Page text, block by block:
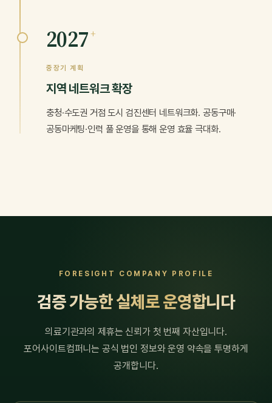
2027+
중장기 계획
지역 네트워크 확장
충청·수도권 거점 도시 검진센터 네트워크화. 공동구매·
공동마케팅·인력 풀 운영을 통해 운영 효율 극대화.
FORESIGHT COMPANY PROFILE
검증 가능한 실체로 운영합니다
의료기관과의 제휴는 신뢰가 첫 번째 자산입니다.
포어사이트컴퍼니는 공식 법인 정보와 운영 약속을 투명하게
공개합니다.